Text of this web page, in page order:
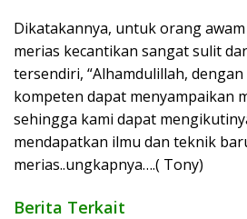
Dikatakannya, untuk orang
merias kecantikan sangat sulit
tersendiri, “Alhamdulillah,
kompeten dapat menyampaikan
sehingga kami dapat
mendapatkan ilmu dan teknik
merias..ungkapnya….( Tony)
Berita Terkait